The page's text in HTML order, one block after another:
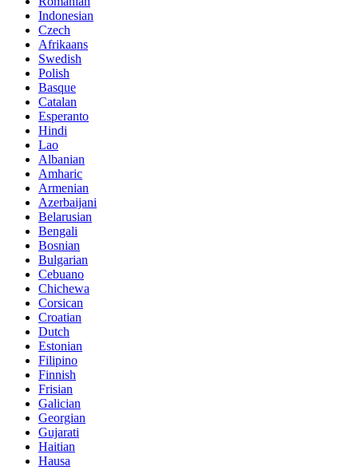
Indonesian
Czech
Afrikaans
Swedish
Polish
Basque
Catalan
Esperanto
Hindi
Lao
Albanian
Amharic
Armenian
Azerbaijani
Belarusian
Bengali
Bosnian
Bulgarian
Cebuano
Chichewa
Corsican
Croatian
Dutch
Estonian
Filipino
Finnish
Frisian
Galician
Georgian
Gujarati
Haitian
Hausa